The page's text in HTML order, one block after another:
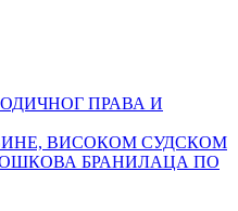
ПРАВА И
ВИСОКОМ СУДСКОМ
БРАНИЛАЦА ПО